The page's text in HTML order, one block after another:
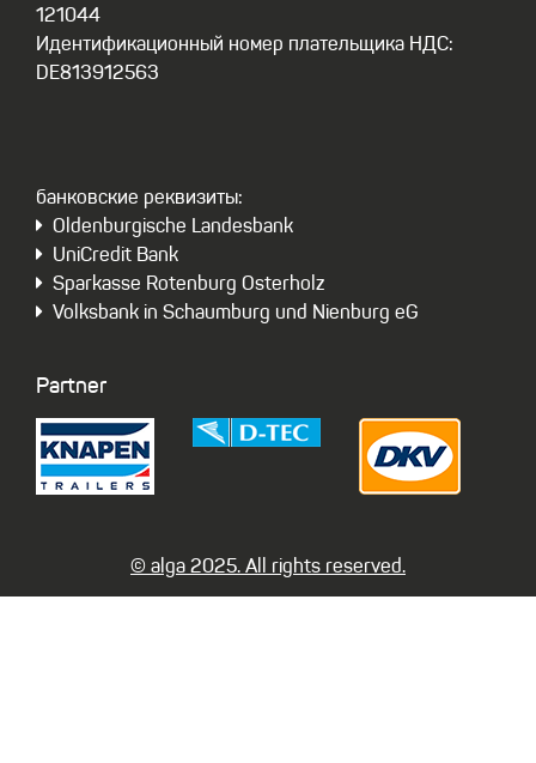
121044
Идентификационный номер плательщика НДС:
DE813912563
бaнковские реквизиты:
Oldenburgische Landesbank
UniCredit Bank
Sparkasse Rotenburg Osterholz
Volksbank in Schaumburg und Nienburg eG
Partner
© alga 2025. All rights reserved.